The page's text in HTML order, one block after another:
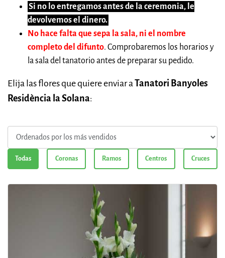
Si no lo entregamos antes de la ceremonia, le
devolvemos el dinero.
No hace falta que sepa la sala, ni el nombre
completo del difunto. Comprobaremos los horarios y
la sala del tanatorio antes de preparar su pedido.
Elija las flores que quiere enviar aTanatori Banyoles
Residència la Solana:
Todas Coronas Ramos Centros Cruces